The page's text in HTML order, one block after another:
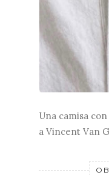
Una camisa
a Vincent Van